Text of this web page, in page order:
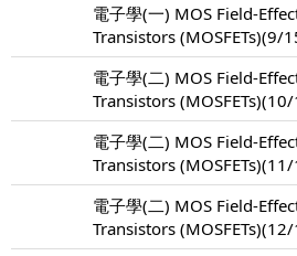
電子學(一) MOS Field-
Transistors (MOSFETs)(9/
電子學(二) MOS Field-
Transistors
電子學(二) MOS Field-
Transistors
電子學(二) MOS Field-
Transistors